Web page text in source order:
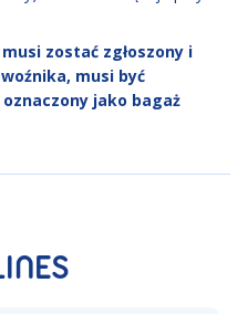
zostać zgłoszony i
musi być
jako bagaż